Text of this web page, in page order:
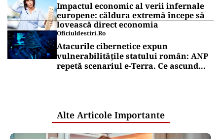
Impactul economic al verii infernale
europene: căldura extremă începe să
lovească direct economia
Oficiuldestiri.ro
Atacurile cibernetice expun
vulnerabilitățile statului român: ANP
repetă scenariul e‑Terra. Ce ascund
Alte Articole Importante